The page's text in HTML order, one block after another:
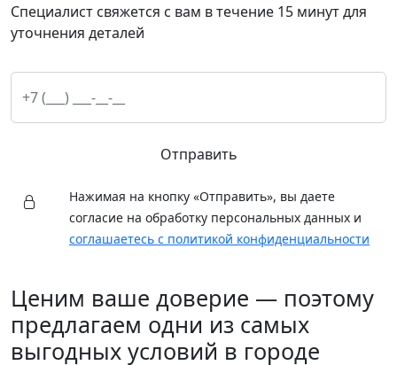
Специалист свяжется с вам в течение 15 минут для
уточнения деталей
Отправить
Нажимая на кнопку «Отправить», вы даете
согласие на обработку персональных данных и
соглашаетесь с политикой конфиденциальности
Ценим ваше доверие — поэтому
предлагаем одни из самых
выгодных условий в городе